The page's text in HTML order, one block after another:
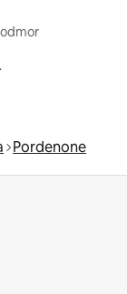
Pordenone